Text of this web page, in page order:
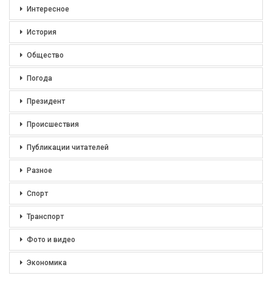
Интересное
История
Общество
Погода
Президент
Происшествия
Публикации читателей
Разное
Спорт
Транспорт
Фото и видео
Экономика